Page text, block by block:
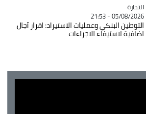
Catégorie
التجارة
05/08/2026 - 21:53
التوطين البنكي وعمليات الاستيراد: اقرار آجال
اضافية لاستيفاء الاجراءات